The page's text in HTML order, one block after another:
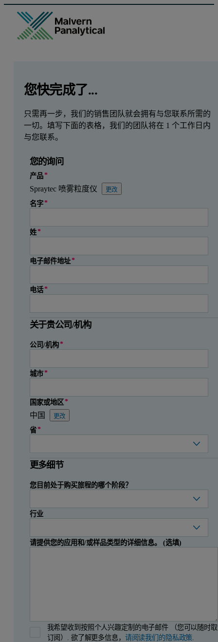
您快完成了...
只需再一步，我们的销售团队就会拥有与您联系所需的
一切。填写下面的表格，我们的团队将在 1 个工作日内
与您联系。
您的询问
产品
Spraytec 喷雾粒度仪 更改
名字
姓
电子邮件地址
电话
关于贵公司/机构
公司/机构
城市
国家或地区
中国 更改
状态
邮政编码
省份
州（印度）
州（巴西）
州（墨西哥）
县
地区/部门
省
省
州/地区
省
更多细节
您目前处于购买旅程的哪个阶段？
行业
请提供您的应用和/或样品类型的详细信息。 (选填)
我希望收到按照个人兴趣定制的电子邮件 （您可以随时
订阅）. 欲了解更多信息， 请阅读我们的隐私政策